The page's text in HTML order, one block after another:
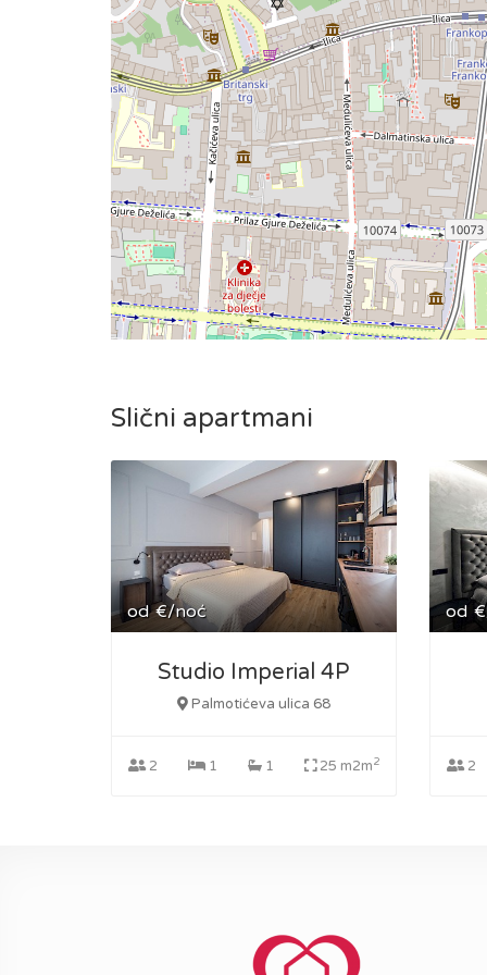
Slični apartmani
od €/noć
Studio Imperial 4P
Palmotićeva ulica 68
2 1 1 25 m2m2
od
2